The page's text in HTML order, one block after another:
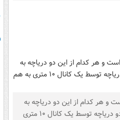
و هر کدام از این دو دریاچه به
دریاچه ی بالا و پایین دست تقسیم شده اند. عمق هر کدام به بیش از ۲۰ متر می رسد. این دو دریاچه توسط یک کانال ۱۰ متری